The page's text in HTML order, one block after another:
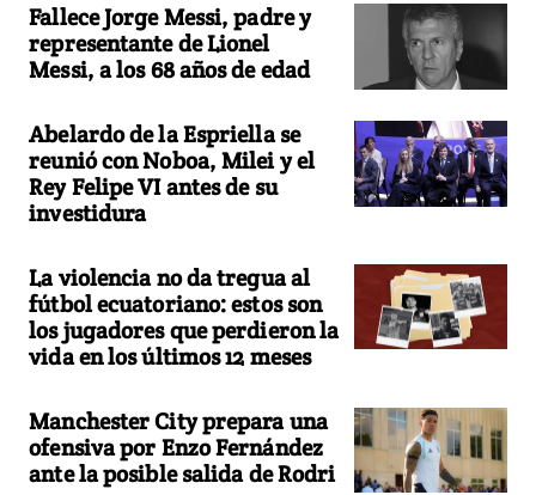
Fallece Jorge Messi, padre y
representante de Lionel
Messi, a los 68 años de edad
Abelardo de la Espriella se
reunió con Noboa, Milei y el
Rey Felipe VI antes de su
investidura
La violencia no da tregua al
fútbol ecuatoriano: estos son
los jugadores que perdieron la
vida en los últimos 12 meses
Manchester City prepara una
ofensiva por Enzo Fernández
ante la posible salida de Rodri